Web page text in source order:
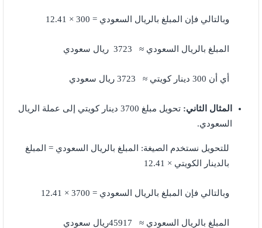
وبالتالي فإن المبلغ بالريال السعودي = 300 × 12.41
المبلغ بالريال السعودي ≈ 3723 ريال سعودي
أي أن 300 دينار كويتي ≈ 3723 ريال سعودي
المثال الثاني:
تحويل مبلغ 3700 دينار كويتي إلى عملة الريال
السعودي.
للتحويل نستخدم الصيغة: المبلغ بالريال السعودي = المبلغ
بالدينار الكويتي × 12.41
وبالتالي فإن المبلغ بالريال السعودي = 3700 × 12.41
المبلغ بالريال السعودي ≈ 45917ريال سعودي